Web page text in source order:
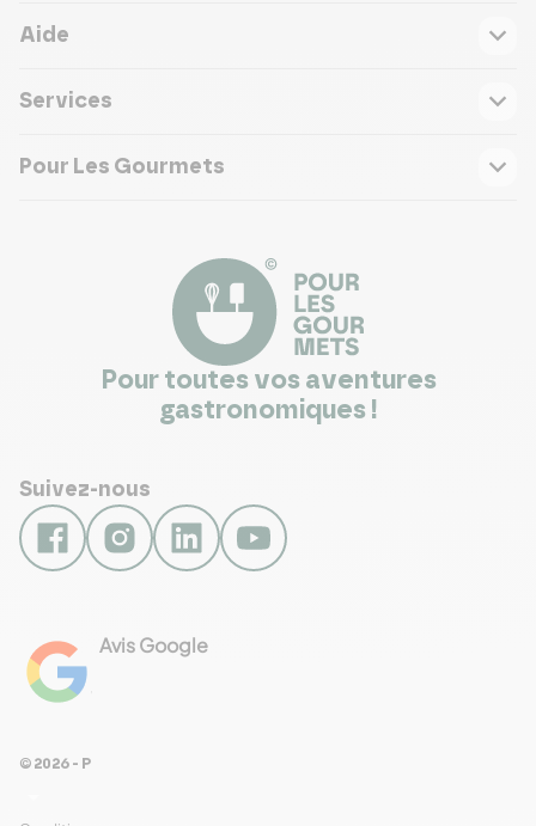
Aide
Services
Pour Les Gourmets
Pour toutes vos aventures
gastronomiques !
Suivez-nous
Avis Google
© 2026 - Pour Les Gourmets